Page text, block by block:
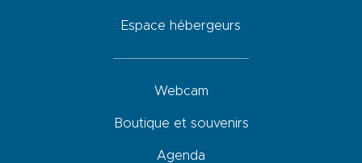
Espace hébergeurs
Webcam
Boutique et souvenirs
Agenda